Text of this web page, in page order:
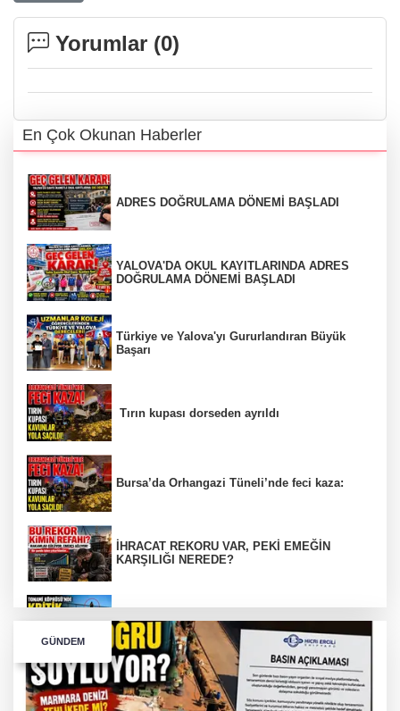
Yorumlar (0)
En Çok Okunan Haberler
ADRES DOĞRULAMA DÖNEMİ BAŞLADI
YALOVA'DA OKUL KAYITLARINDA ADRES
DOĞRULAMA DÖNEMİ BAŞLADI
Türkiye ve Yalova'yı Gururlandıran Büyük
Başarı
Tırın kupası dorseden ayrıldı
Bursa’da Orhangazi Tüneli’nde feci kaza:
İHRACAT REKORU VAR, PEKİ EMEĞİN
KARŞILIĞI NEREDE?
TONAMİ KÖPRÜSÜ'NDE PANİK!
GÜNEY MARMARA OTOYOLU İMAR
PLANLARI ASKIDA!
GÜNDEM